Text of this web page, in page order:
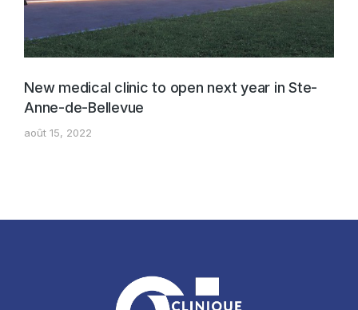
New medical clinic to open next year in Ste-
Anne-de-Bellevue
août 15, 2022